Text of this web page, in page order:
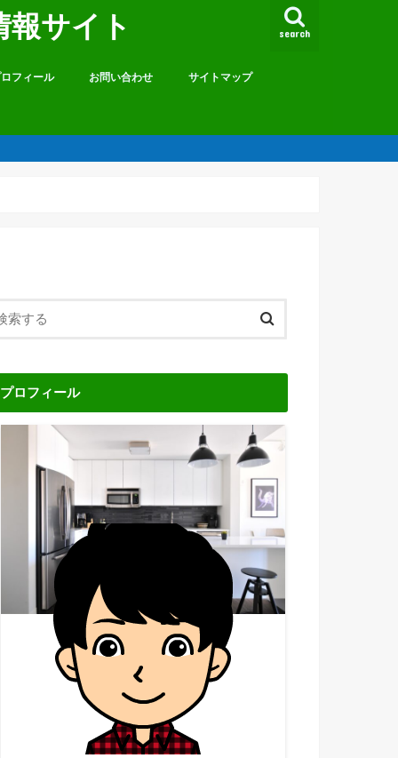
サイト search
フィール お問い合わせ サイトマップ
プロフィール